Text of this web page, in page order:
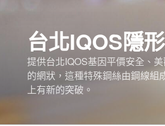
台北IQOS隱
提供台北IQOS基因平價安全、
的網狀，這種特殊鋼絲由鋼線組
上有新的突破。